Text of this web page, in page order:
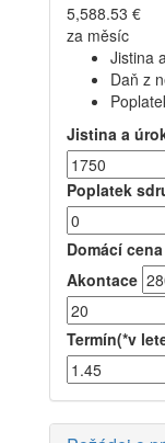
5,588.53 €
za měsíc
Jistina
Daň z
Jistina a
Poplatek
Domácí cena
Akontace
Termín(*v